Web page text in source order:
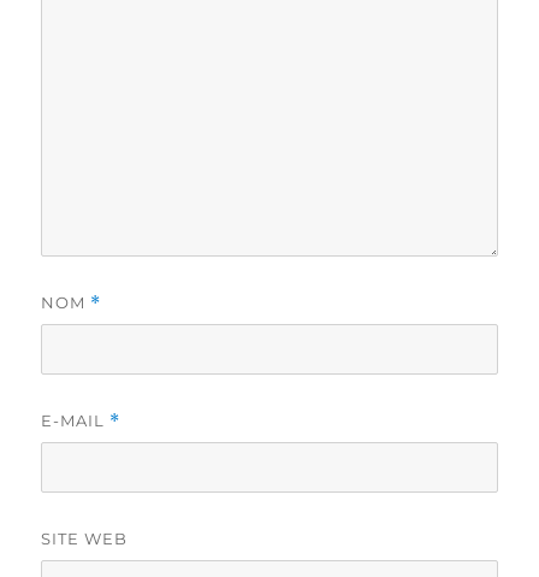
NOM *
E-MAIL *
SITE WEB